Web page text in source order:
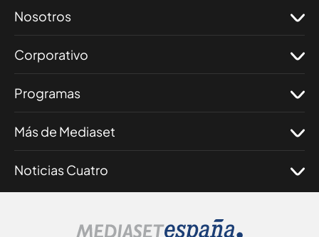
Nosotros
Corporativo
Programas
Más de Mediaset
Noticias Cuatro